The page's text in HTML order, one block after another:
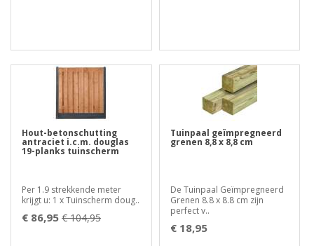
Hout-betonschutting
antraciet i.c.m. douglas
19-planks tuinscherm
Per 1.9 strekkende meter
krijgt u: 1 x Tuinscherm doug..
€ 86,95 € 104,95
Tuinpaal geïmpregneerd
grenen 8,8 x 8,8 cm
De Tuinpaal Geïmpregneerd
Grenen 8.8 x 8.8 cm zijn
perfect v..
€ 18,95